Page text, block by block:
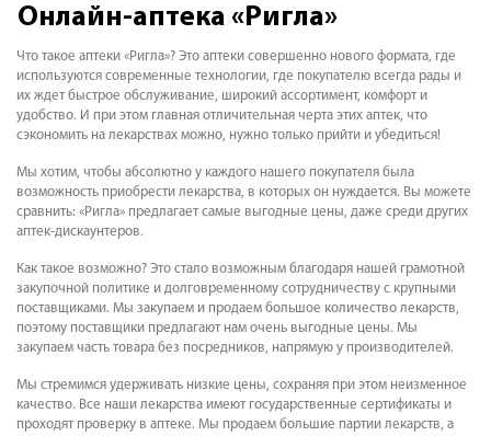
кожных воспалений или травм.
Объединяет эти причины одно: сбой
вернуть коже ровный тон и избавиться от
пигментации? Строим стратегию красоты
шаг за шагом.
делать тест на
кто планирует ребёнка,
Современные аптечные
узнать ответ в
несколько минут.
исследования
правильного выбора
Онлайн-аптека «Ригла»
Что такое аптеки «Ригла»? Это аптеки совершенно нового формата, где
используются современные технологии, где покупателю всегда рады и
их ждет быстрое обслуживание, широкий ассортимент, комфорт и
удобство. И при этом главная отличительная черта этих аптек, что
сэкономить на лекарствах можно, нужно только прийти и убедиться!
Мы хотим, чтобы абсолютно у каждого нашего покупателя была
возможность приобрести лекарства, в которых он нуждается. Вы можете
сравнить: «Ригла» предлагает самые выгодные цены, даже среди других
аптек-дискаунтеров.
Как такое возможно? Это стало возможным благодаря нашей грамотной
закупочной политике и долговременному сотрудничеству с крупными
поставщиками. Мы закупаем и продаем большое количество лекарств,
поэтому поставщики предлагают нам очень выгодные цены. Мы
закупаем часть товара без посредников, напрямую у производителей.
Мы стремимся удерживать низкие цены, сохраняя при этом неизменное
качество. Все наши лекарства имеют государственные сертификаты и
проходят проверку в аптеке. Мы продаем большие партии лекарств, а